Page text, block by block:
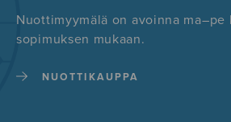
Nuottimyymälä on avoinna ma–pe
sopimuksen mukaan.
NUOTTIKAUPPA